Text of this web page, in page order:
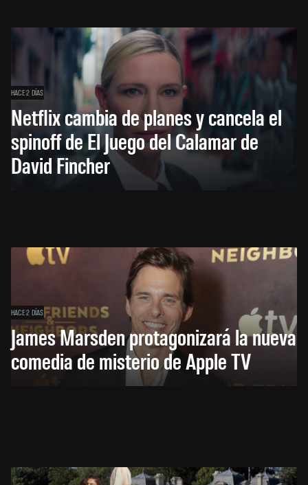
HACE 2 DÍAS
Netflix cambia de planes y cancela el
spinoff de El Juego del Calamar de
David Fincher
HACE 2 DÍAS
James Marsden protagonizará la nueva
comedia de misterio de Apple TV